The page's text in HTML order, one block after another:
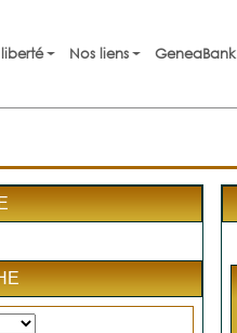
Nos liens GeneaBank